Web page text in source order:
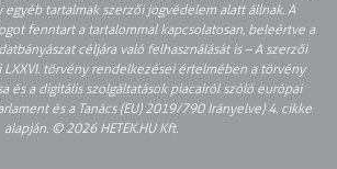
egyéb tartalmak szerzői jogvédelem alatt állnak. A
fenntart a tartalommal kapcsolatosan, beleértve a
céljára való felhasználását is – A szerzői
LXXVI. törvény rendelkezései értelmében a törvény
és a digitális szolgáltatások piacairól szóló európai
és a Tanács (EU) 2019/790 Irányelve) 4. cikke
alapján. © 2026 HETEK.HU Kft.